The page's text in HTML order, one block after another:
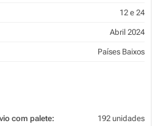
12 e 24
Abril 2024
Países Baixos
com palete: 192 unidades